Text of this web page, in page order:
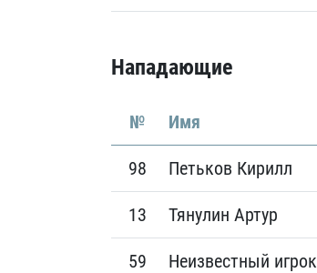
Нападающие
№ Имя
98 Петьков Кирилл
13 Тянулин Артур
59 Неизвестный игрок